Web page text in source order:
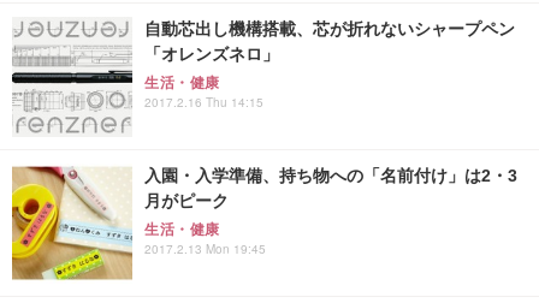
自動芯出し機構搭載、芯が折れないシャープペン
「オレンズネロ」
生活・健康
2017.2.16 Thu 14:15
入園・入学準備、持ち物への「名前付け」は2・3
月がピーク
生活・健康
2017.2.13 Mon 19:45